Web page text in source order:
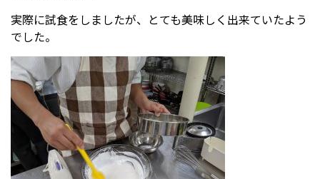
教員採用情報(PDF) 各種証明書
寄付金のお願い
実際に試食をしましたが、とても美味しく出来ていたよう
でした。